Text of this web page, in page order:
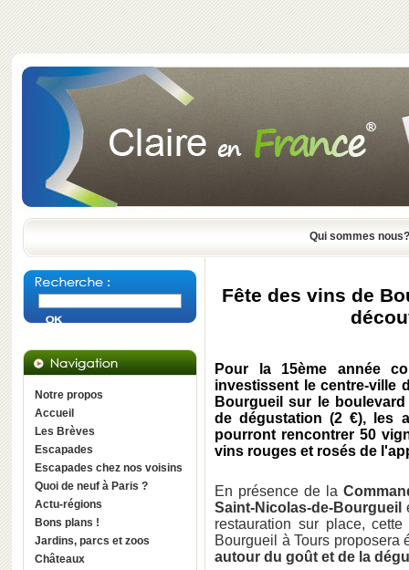
Qui sommes nous?
Notre propos
Accueil
Les Brèves
Escapades
Escapades chez nos voisins
Quoi de neuf à Paris ?
Actu-régions
Bons plans !
Jardins, parcs et zoos
Châteaux
Fête des vins de
Pour la 15ème année
investissent le centre-ville
Bourgueil sur le
de dégustation (2 €), les
pourront rencontrer 50
vins rouges et rosés de
En présence de la
Saint-Nicolas-de-Bourgueil
restauration sur place,
Bourgueil à Tours proposera
autour du goût et de la